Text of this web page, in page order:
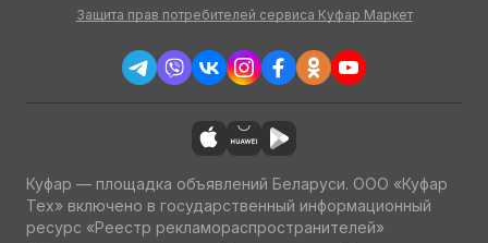
Защита прав потребителей сервиса Куфар Маркет
Куфар — площадка объявлений Беларуси. ООО «Куфар
Тех» включено в государственный информационный
ресурс «Реестр рекламораспространителей»